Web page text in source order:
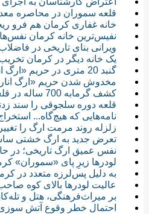
قلعه سموران در محاصره
خانه غفاری کرمان هم فرو
نفیس‌ترین خانه کرمان
ویرانی بنای تاریخی در
یک خانه دیگر در کرمان
گنبد 20 متری در حریم «ارگ انار»
مخدوش شدن حریم «ارگ
کشف گرمابه‌ 700 ساله در قلعه سنگ سیرجان
قلعه دوره سلجوقی را سند
نامه‌هایی که هیچ‌گاه...
زلزله روند مرمت ارگ را
تعرض جدید به ارگ خشتی
نفس عمیق ارگ تاریخی؛ در حاکم‌نشین بم پس از ۱۳ سال
لودرها زیرِ پای «سموران»
به دلیل پس‌لرزه متعدد در
عالیت لودرها بالای کوه
بر میراث‌فرهنگی، هتل و
احتمال خطر وقوع آتش سوزی